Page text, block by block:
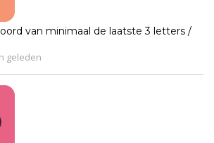
van minimaal de laatste 3 letters /
geleden